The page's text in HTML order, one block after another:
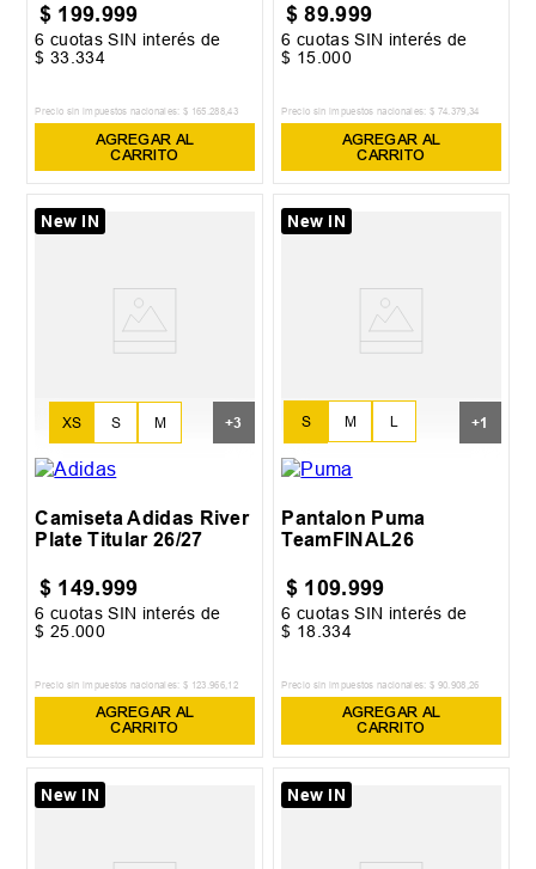
$ 199.999
6 cuotas SIN interés de
$ 33.334
Precio sin impuestos nacionales: $ 165 .288,43
AGREGAR AL
CARRITO
$ 89.999
6 cuotas SIN interés de
$ 15.000
Precio sin impuestos nacionales: $ 74.379 ,34
AGREGAR AL
CARRITO
New IN
XS S M +3
Camiseta Adidas River
Plate Titular 26/27
$ 149.999
6 cuotas SIN interés de
$ 25 .000
Precio sin impuestos nacionales: $ 123 .966,12
AGREGAR AL
CARRITO
New IN
S M L
XL
+1
Pantalon Puma
TeamFINAL26
$ 109.999
6 cuotas SIN interés de
$ 18 .334
Precio sin impuestos nacionales: $ 90.908 ,26
AGREGAR AL
CARRITO
New IN New IN